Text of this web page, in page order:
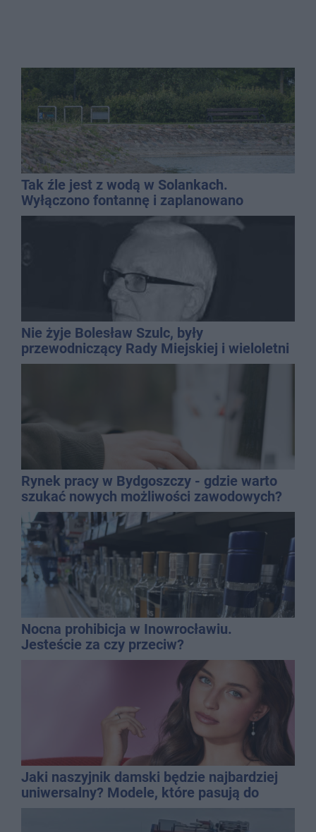
Tak źle jest z wodą w Solankach.
Wyłączono fontannę i zaplanowano
dolewkę
Nie żyje Bolesław Szulc, były
przewodniczący Rady Miejskiej i wieloletni
dyrektor SP 14
Rynek pracy w Bydgoszczy - gdzie warto
szukać nowych możliwości zawodowych?
Nocna prohibicja w Inowrocławiu.
Jesteście za czy przeciw?
Jaki naszyjnik damski będzie najbardziej
uniwersalny? Modele, które pasują do
wielu stylizacji